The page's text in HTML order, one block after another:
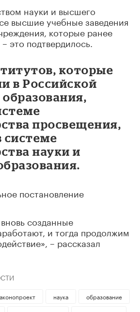
науки и высшего
высшие учебные заведения
которые ранее
это подтвердилось.
которые
в Российской
просвещения,
системе
науки и
постановление
созданные
и тогда продолжим
– рассказал
наука
образование